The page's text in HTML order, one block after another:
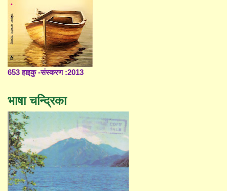
653 हाइकु -संस्करण :2013
भाषा चन्द्रिका